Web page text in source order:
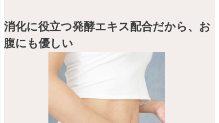
消化に役立つ発酵エキス配合だから、お
腹にも優しい